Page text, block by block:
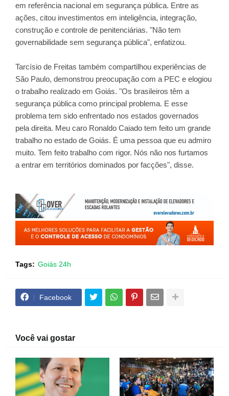
em referência nacional em segurança pública. Entre as
ações, citou investimentos em inteligência, integração,
construção e controle de penitenciárias. "Não tem
governabilidade sem segurança pública", enfatizou.
Tarcísio de Freitas também compartilhou experiências de
São Paulo, demonstrou preocupação com a PEC e elogiou
o trabalho realizado em Goiás. "Os brasileiros têm a
segurança pública como principal problema. E esse
problema tem sido enfrentado nos estados governados
pela direita. Meu caro Ronaldo Caiado tem feito um grande
trabalho no estado de Goiás. É uma pessoa que eu admiro
muito. Tem feito trabalho com rigor. Nós não nos furtamos
a entrar em territórios dominados por facções", disse.
Tags: Goiás 24h
Facebook
Você vai gostar